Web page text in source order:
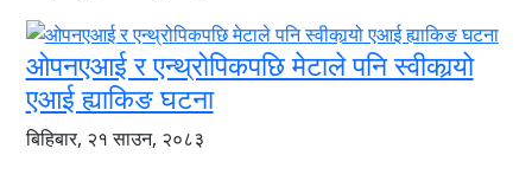
ओपनएआई र एन्थ्रोपिकपछि मेटाले पनि स्वीकार्‍यो
एआई ह्याकिङ घटना
बिहिबार, २१ साउन, २०८३